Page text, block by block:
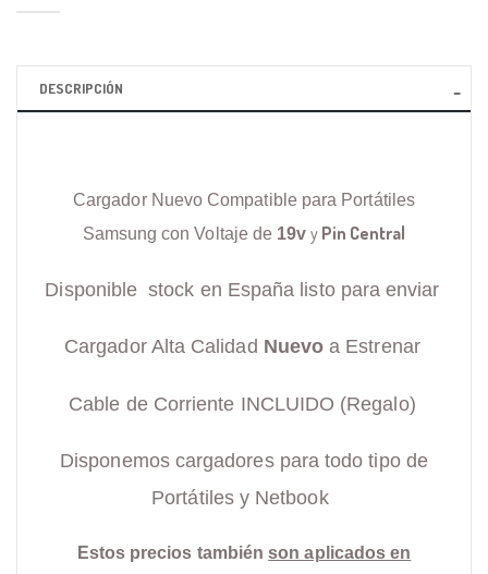
DESCRIPCIÓN
Cargador Nuevo Compatible para Portátiles
Samsung con Voltaje de 19v y Pin Central
Disponible stock en España listo para enviar
Cargador Alta Calidad Nuevo a Estrenar
Cable de Corriente INCLUIDO (Regalo)
Disponemos cargadores para todo tipo de
Portátiles y Netbook
Estos precios también son aplicados en